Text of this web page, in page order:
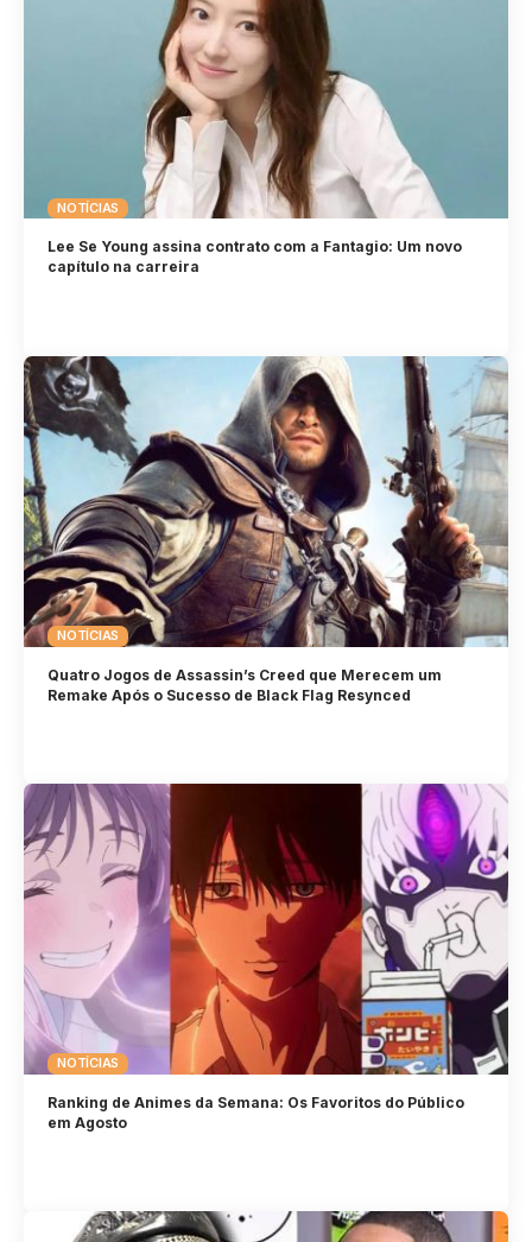
NOTÍCIAS
Lee Se Young assina contrato com a Fantagio: Um novo
capítulo na carreira
NOTÍCIAS
Quatro Jogos de Assassin’s Creed que Merecem um
Remake Após o Sucesso de Black Flag Resynced
NOTÍCIAS
Ranking de Animes da Semana: Os Favoritos do Público
em Agosto